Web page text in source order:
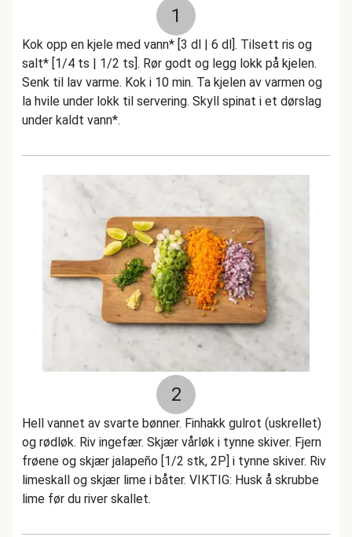
1
Kok opp en kjele med vann* [3 dl | 6 dl]. Tilsett ris og
salt* [1/4 ts | 1/2 ts]. Rør godt og legg lokk på kjelen.
Senk til lav varme. Kok i 10 min. Ta kjelen av varmen og
la hvile under lokk til servering. Skyll spinat i et dørslag
under kaldt vann*.
2
Hell vannet av svarte bønner. Finhakk gulrot (uskrellet)
og rødløk. Riv ingefær. Skjær vårløk i tynne skiver. Fjern
frøene og skjær jalapeño [1/2 stk, 2P] i tynne skiver. Riv
limeskall og skjær lime i båter. VIKTIG: Husk å skrubbe
lime før du river skallet.